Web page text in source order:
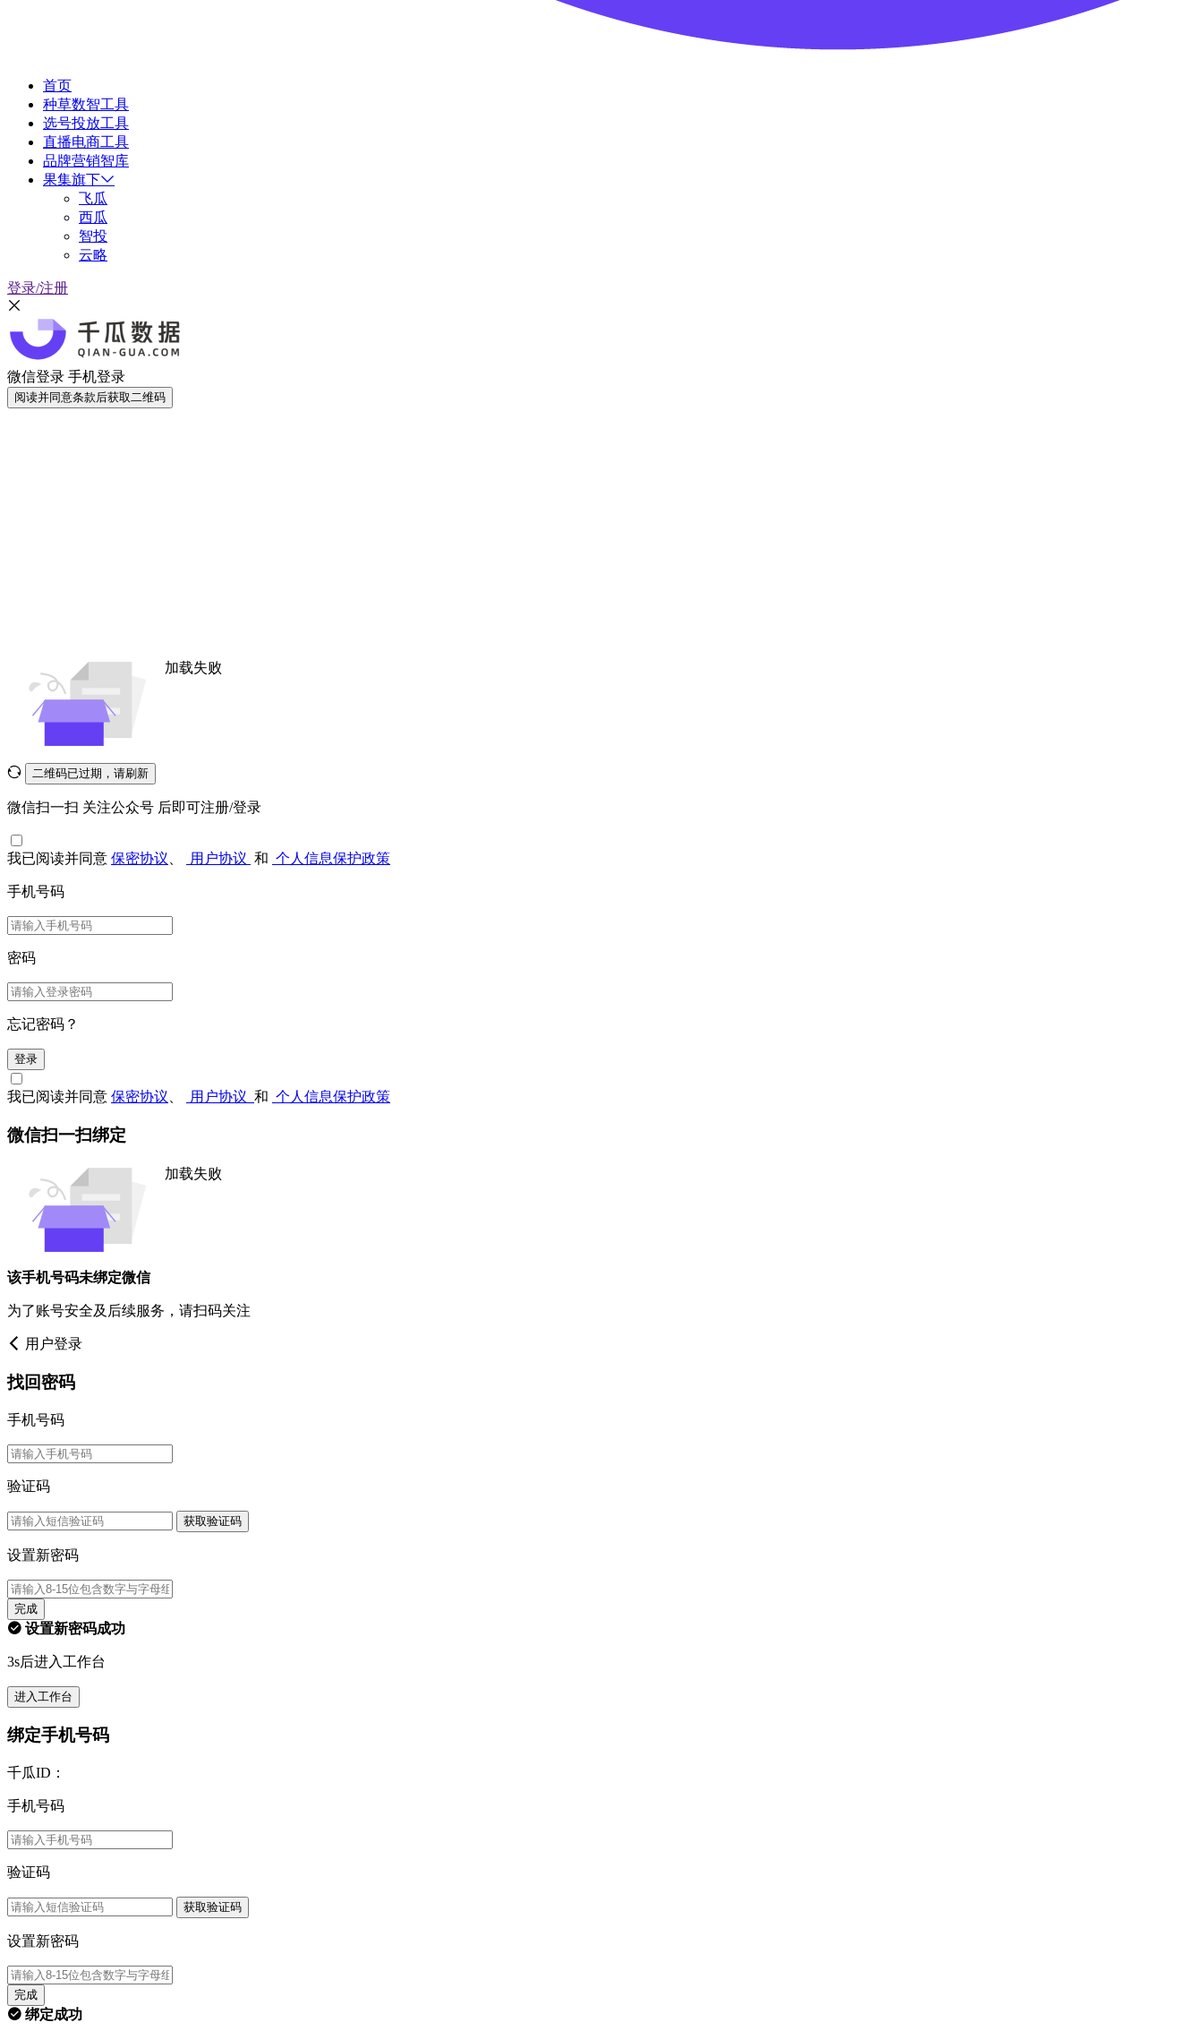
首页
种草数智工具
选号投放工具
直播电商工具
品牌营销智库
果集旗下
飞瓜
西瓜
智投
云略
登录/注册
微信登录 手机登录
阅读并同意条款后获取二维码
加载失败
二维码已过期，请刷新
微信扫一扫 关注公众号 后即可注册/登录
我已阅读并同意 保密协议 用户协议 和 个人信息保护政策
手机号码
密码
忘记密码？
登录
我已阅读并同意 保密协议 用户协议 和 个人信息保护政策
微信扫一扫绑定
加载失败
该手机号码未绑定微信
为了账号安全及后续服务，请扫码关注
用户登录
找回密码
手机号码
验证码
获取验证码
设置新密码
完成
设置新密码成功
3s后进入工作台
进入工作台
绑定手机号码
千瓜ID：
手机号码
验证码
获取验证码
设置新密码
完成
绑定成功